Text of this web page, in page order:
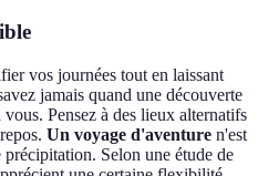
vos journées tout en laissant
jamais quand une découverte
Pensez à des lieux alternatifs
Un voyage d'aventure n'est
précipitation. Selon une étude de